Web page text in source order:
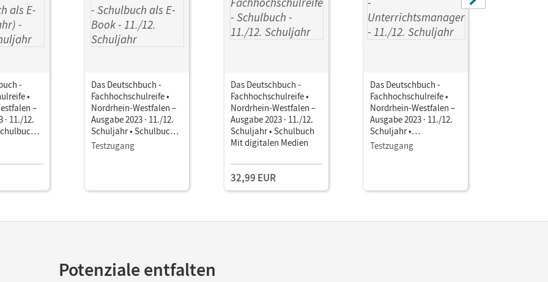
-
•
–
· 11./12.
Das Deutschbuch -
Fachhochschulreife •
Nordrhein-Westfalen –
Ausgabe 2023 · 11./12.
Schuljahr • Schulbuch
als E-Book Mit Medien
Testzugang
Das Deutschbuch -
Fachhochschulreife •
Nordrhein-Westfalen –
Ausgabe 2023 · 11./12.
Schuljahr • Schulbuch
Mit digitalen Medien
32,99 EUR
Das Deutschbuch -
Fachhochschulreife •
Nordrhein-Westfalen –
Ausgabe 2023 · 11./12.
Schuljahr •
Unterrichtsmanager E-
Book mit
(Test-Zugang 90 Tage)
Testzugang
Potenziale entfalten